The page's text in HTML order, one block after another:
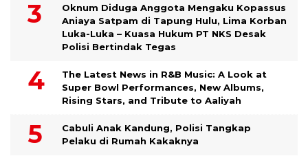
Oknum Diduga Anggota Mengaku Kopassus
Aniaya Satpam di Tapung Hulu, Lima Korban
Luka-Luka – Kuasa Hukum PT NKS Desak
Polisi Bertindak Tegas
The Latest News in R&B Music: A Look at
Super Bowl Performances, New Albums,
Rising Stars, and Tribute to Aaliyah
Cabuli Anak Kandung, Polisi Tangkap
Pelaku di Rumah Kakaknya